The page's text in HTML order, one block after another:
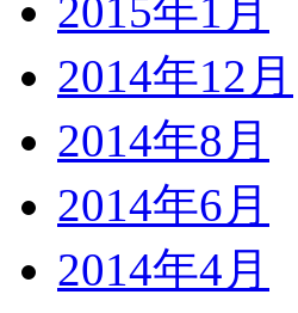
2015年1月
2014年12月
2014年8月
2014年6月
2014年4月